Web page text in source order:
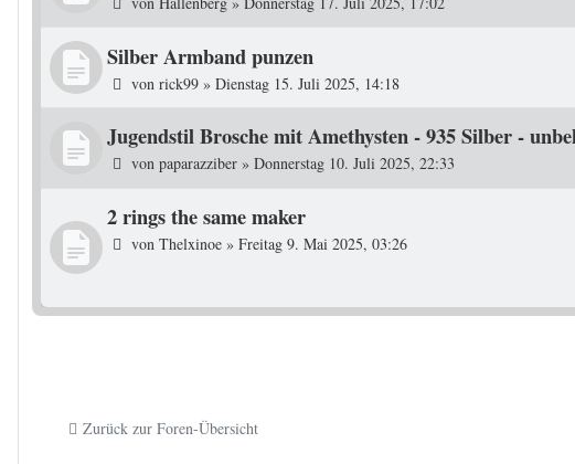
Silber Armband punzen
von rick99 » Dienstag 15. Juli 2025, 14:18
Jugendstil Brosche mit Amethysten - 935 Silber -
von paparazziber » Donnerstag 10. Juli 2025, 22:33
2 rings the same maker
von Thelxinoe » Freitag 9. Mai 2025, 03:26
Zurück zur Foren-Übersicht